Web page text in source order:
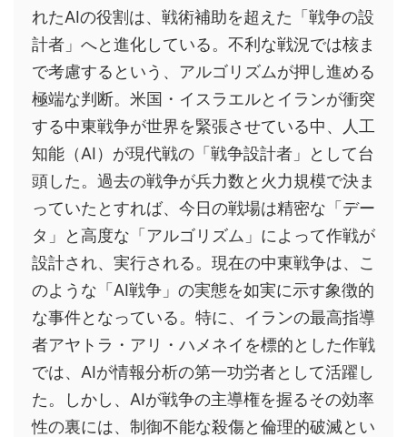
れたAIの役割は、戦術補助を超えた「戦争の設
計者」へと進化している。不利な戦況では核ま
で考慮するという、アルゴリズムが押し進める
極端な判断。米国・イスラエルとイランが衝突
する中東戦争が世界を緊張させている中、人工
知能（AI）が現代戦の「戦争設計者」として台
頭した。過去の戦争が兵力数と火力規模で決ま
っていたとすれば、今日の戦場は精密な「デー
タ」と高度な「アルゴリズム」によって作戦が
設計され、実行される。現在の中東戦争は、こ
のような「AI戦争」の実態を如実に示す象徴的
な事件となっている。特に、イランの最高指導
者アヤトラ・アリ・ハメネイを標的とした作戦
では、AIが情報分析の第一功労者として活躍し
た。しかし、AIが戦争の主導権を握るその効率
性の裏には、制御不能な殺傷と倫理的破滅とい